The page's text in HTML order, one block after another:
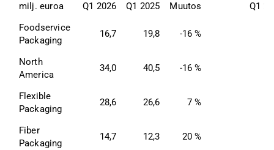
milj. euroa
Q1 2026 Q1 2025 Muutos
Q1
Foodservice
Packaging
16,7 19,8 -16 %
North
America
34,0 40,5 -16 %
Flexible
Packaging
28,6 26,6 7 %
Fiber
Packaging
14,7 12,3 20 %